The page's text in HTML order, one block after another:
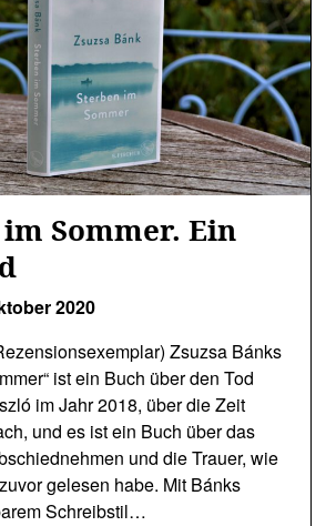
Sommer. Ein
2020
Zsuzsa Bánks
ist ein Buch über den Tod
im Jahr 2018, über die Zeit
und es ist ein Buch über das
und die Trauer, wie
gelesen habe. Mit Bánks
Schreibstil…